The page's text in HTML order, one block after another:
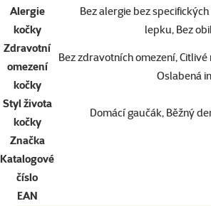
Alergie
kočky
Bez alergie bez
lepku, Bez
Zdravotní
omezení
kočky
Bez zdravotních omezení,
Oslabená
Styl života
kočky
Domácí gaučák, Běžný
Značka
Katalogové
číslo
EAN